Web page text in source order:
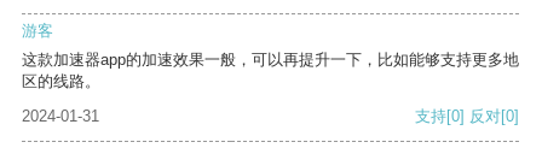
游客
这款加速器app的加速效果一般，可以再提升一下，比如能够支持更多地
区的线路。
2024-01-31
支持[0] 反对[0]